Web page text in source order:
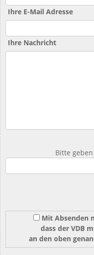
Ihre E-Mail Adresse
Ihre Nachricht
Bitte
Mit Absenden
dass der VDB
an den oben